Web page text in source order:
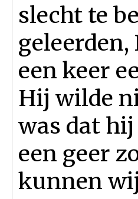
slecht te
een keer
Hij wilde
was dat
een geer
kunnen